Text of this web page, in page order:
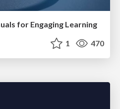
for Engaging Learning
1 470